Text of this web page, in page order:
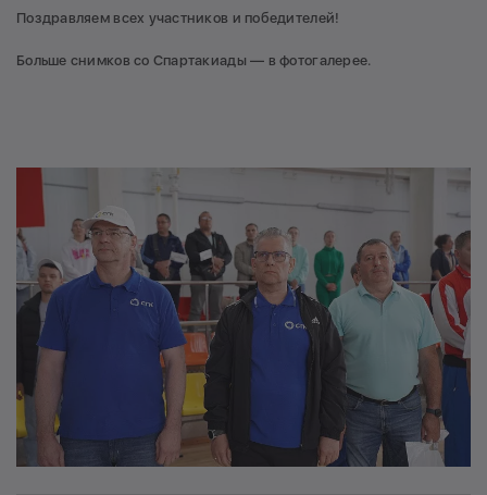
Поздравляем всех участников и победителей!
Больше снимков со Спартакиады — в фотогалерее.